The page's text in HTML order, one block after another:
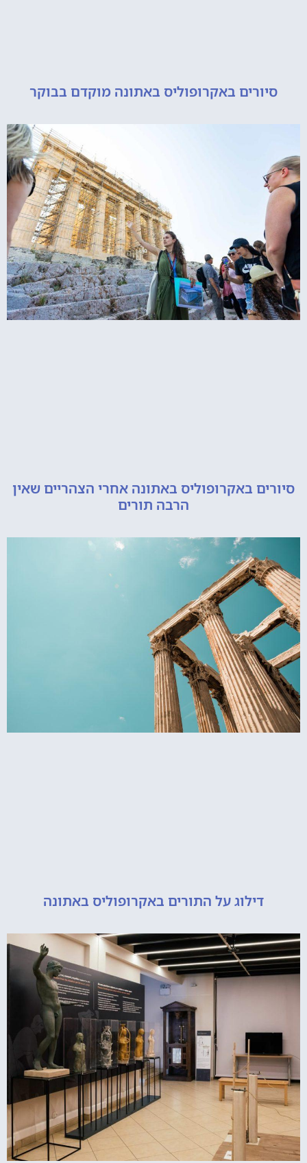
באקרופוליס באתונה מוקדם בבוקר
באקרופוליס באתונה אחרי הצהריים שאין
הרבה תורים
דילוג על התורים באקרופוליס באתונה